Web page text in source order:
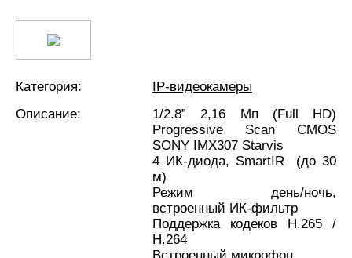
Категория:
IP-видеокамеры
Описание:
1/2.8” 2,16 Мп (Full HD)
Progressive Scan CMOS
SONY IMX307 Starvis
4 ИК-диода, SmartIR (до 30
м)
Режим день/ночь,
встроенный ИК-фильтр
Поддержка кодеков H.265 /
H.264